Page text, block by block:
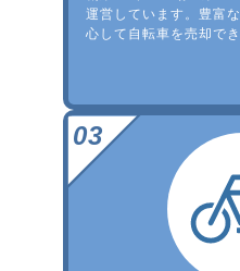
運営しています。豊富
心して自転車を売却でき